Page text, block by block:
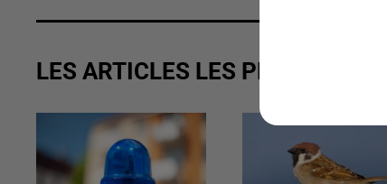
LES ARTICLES LES PLUS VUS